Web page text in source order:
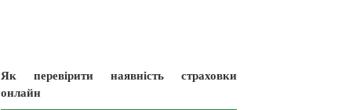
Як перевірити наявність страховки
онлайн